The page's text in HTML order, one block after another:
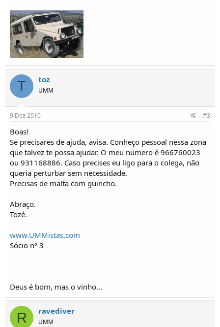
T toz
UMM
9 Dez 2010 #3
Boas!
Se precisares de ajuda, avisa. Conheço pessoal nessa zona
que talvez te possa ajudar. O meu numero é 966760023
ou 931168886. Caso precises eu ligo para o colega, não
queria perturbar sem necessidade.
Precisas de malta com guincho.
Abraço.
Tozé.
www.UMMistas.com
Sócio nº 3
Deus é bom, mas o vinho...
R ravediver
UMM